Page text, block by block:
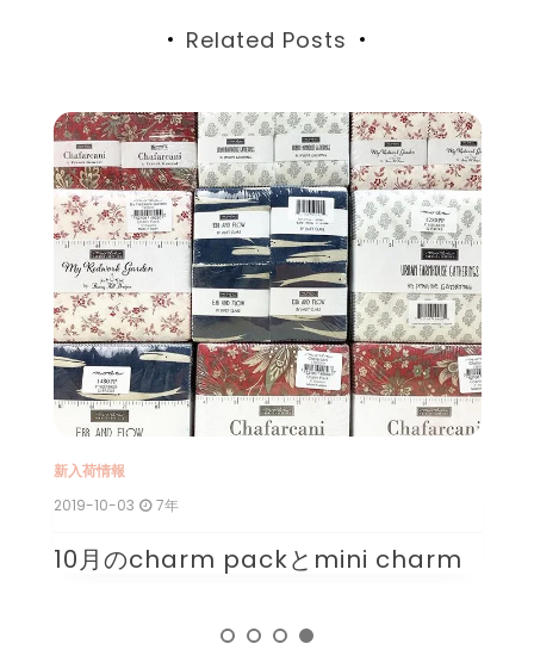
ー
シ
ョ
ン
Related Posts
charm
新入荷情報